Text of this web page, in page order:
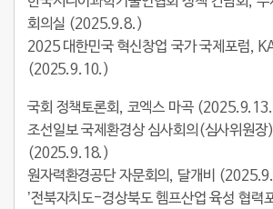
회의실 (2025.9.8.)
2025 대한민국 혁신창업 국가 국제포럼,
(2025.9.10.)
국회 정책토론회, 코엑스 마곡
조선일보 국제환경상 심사회의(심사위원
(2025.9.18.)
원자력환경공단 자문회의, 달개비
’전북자치도-경상북도 헴프산업 육성 협력